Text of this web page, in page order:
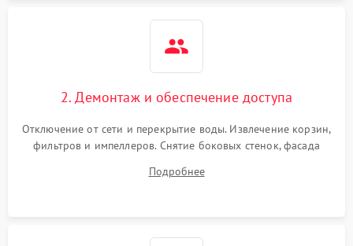
2. Демонтаж и обеспечение доступа
Отключение от сети и перекрытие воды. Извлечение корзин,
фильтров и импеллеров. Снятие боковых стенок, фасада
циркуляционному насосу, ТЭНу и сливной помпе.
Подробнее